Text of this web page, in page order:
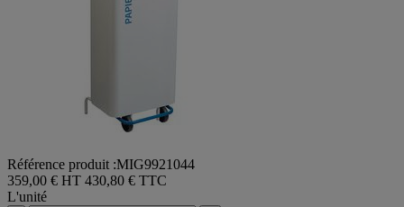
Référence produit :MIG9921044
359,00 € HT